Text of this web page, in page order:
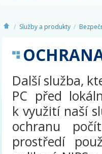
Služby a produkty
Další služba,
PC před
k využití naší
ochranu
prostředí